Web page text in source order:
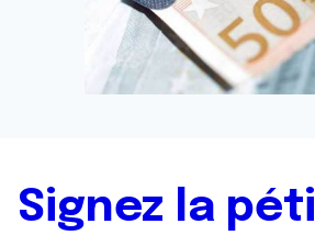
Signez la